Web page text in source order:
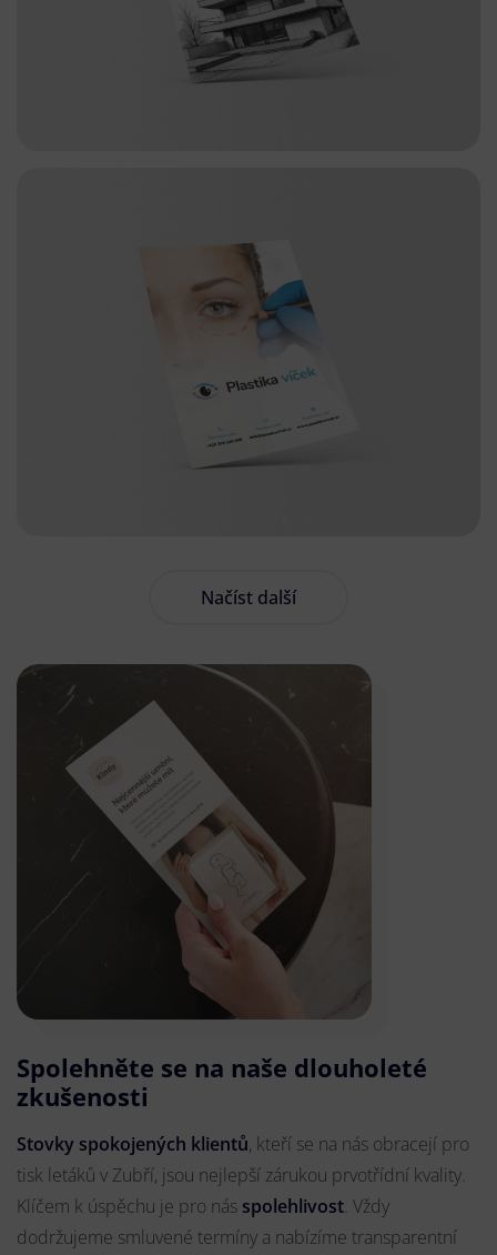
Načíst další
Spolehněte se na naše dlouholeté
zkušenosti
Stovky spokojených klientů, kteří se na nás obracejí pro
tisk letáků v Zubří, jsou nejlepší zárukou prvotřídní kvality.
Klíčem k úspěchu je pro nás spolehlivost. Vždy
dodržujeme smluvené termíny a nabízíme transparentní